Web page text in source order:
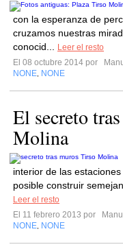
con la esperanza de
cruzamos nuestras
conocid...
Leer el resto
El 08 octubre 2014 por
NONE NONE
El secreto
Molina
interior de las
posible construir
Leer el resto
El 11 febrero 2013 por
NONE NONE